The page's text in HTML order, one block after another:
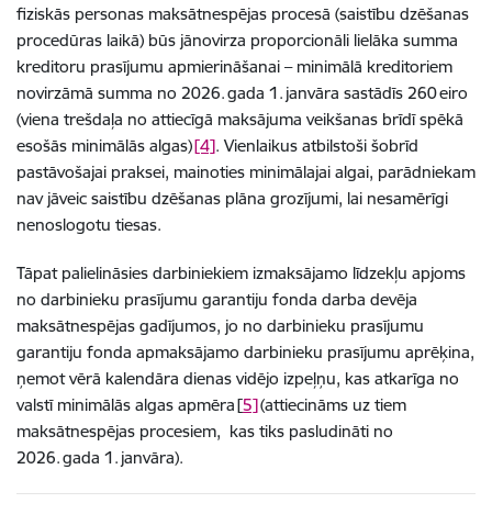
fiziskās personas maksātnespējas procesā (saistību dzēšanas
procedūras laikā) būs jānovirza proporcionāli lielāka summa
kreditoru prasījumu apmierināšanai – minimālā kreditoriem
novirzāmā summa no 2026. gada 1. janvāra sastādīs 260 eiro
(viena trešdaļa no attiecīgā maksājuma veikšanas brīdī spēkā
esošās minimālās algas)[4]. Vienlaikus atbilstoši šobrīd
pastāvošajai praksei, mainoties minimālajai algai, parādniekam
nav jāveic saistību dzēšanas plāna grozījumi, lai nesamērīgi
nenoslogotu tiesas.
Tāpat palielināsies darbiniekiem izmaksājamo līdzekļu apjoms
no darbinieku prasījumu garantiju fonda darba devēja
maksātnespējas gadījumos, jo no darbinieku prasījumu
garantiju fonda apmaksājamo darbinieku prasījumu aprēķina,
ņemot vērā kalendāra dienas vidējo izpeļņu, kas atkarīga no
valstī minimālās algas apmēra [5](attiecināms uz tiem
maksātnespējas procesiem, kas tiks pasludināti no
2026. gada 1. janvāra).